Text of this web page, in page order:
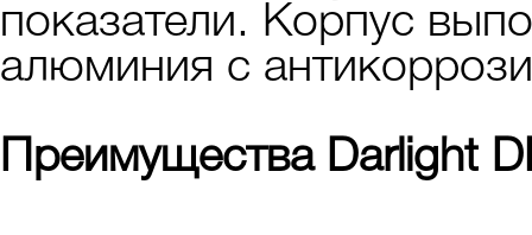
показатели. Корпус
алюминия с
Преимущества Darlight